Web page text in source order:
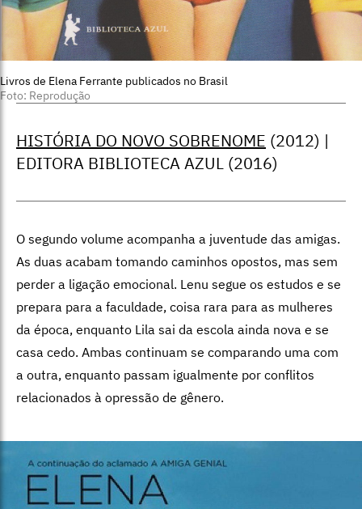
Livros de Elena Ferrante publicados no Brasil
Foto: Reprodução
HISTÓRIA DO NOVO SOBRENOME (2012) |
EDITORA BIBLIOTECA AZUL (2016)
O segundo volume acompanha a juventude das amigas.
As duas acabam tomando caminhos opostos, mas sem
perder a ligação emocional. Lenu segue os estudos e se
prepara para a faculdade, coisa rara para as mulheres
da época, enquanto Lila sai da escola ainda nova e se
casa cedo. Ambas continuam se comparando uma com
a outra, enquanto passam igualmente por conflitos
relacionados à opressão de gênero.